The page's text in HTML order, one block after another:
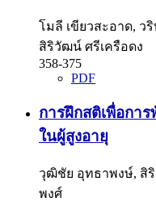
โมลี เขียวสะอาด, ว
สิริวัฒน์ ศรีเครือดง
358-375
PDF
การฝึกสติเพื่อกา
ในผู้สูงอายุ
วุฒิชัย อุทธาพงษ์, สิ
พงศ์